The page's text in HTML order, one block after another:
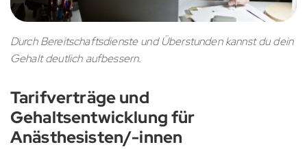
Durch Bereitschaftsdienste und Überstunden kannst du dein
Gehalt deutlich aufbessern.
Tarifverträge und
Gehaltsentwicklung für
Anästhesisten/-innen